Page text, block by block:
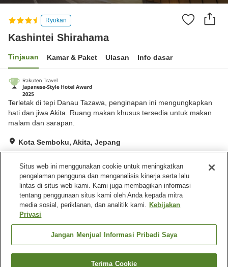
Ryokan
Kashintei Shirahama
Tinjauan Kamar & Paket Ulasan Info dasar
Terletak di tepi Danau Tazawa, penginapan ini mengungkapkan
hati dan jiwa Akita. Ruang makan khusus tersedia untuk makan
malam dan sarapan.
Kota Semboku, Akita, Jepang
Lihat di peta
Hebat Ulasan:228
Fasilitas properti
Wi-Fi
gedung
Makan pribadi
Lounge
Situs web ini menggunakan cookie untuk meningkatkan
pengalaman pengguna dan menganalisis kinerja serta lalu
lintas di situs web kami. Kami juga membagikan informasi
tentang penggunaan situs kami oleh Anda kepada mitra
media sosial, periklanan, dan analitik kami. Kebijakan
Privasi
Jangan Menjual Informasi Pribadi Saya
Terima Cookie